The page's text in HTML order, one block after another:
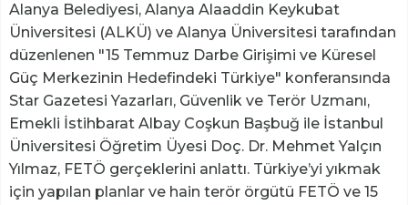
Alanya Belediyesi, Alanya Alaaddin Keykubat
Üniversitesi (ALKÜ) ve Alanya Üniversitesi tarafından
düzenlenen "15 Temmuz Darbe Girişimi ve Küresel
Güç Merkezinin Hedefindeki Türkiye" konferansında
Star Gazetesi Yazarları, Güvenlik ve Terör Uzmanı,
Emekli İstihbarat Albay Coşkun Başbuğ ile İstanbul
Üniversitesi Öğretim Üyesi Doç. Dr. Mehmet Yalçın
Yılmaz, FETÖ gerçeklerini anlattı. Türkiye’yi yıkmak
için yapılan planlar ve hain terör örgütü FETÖ ve 15